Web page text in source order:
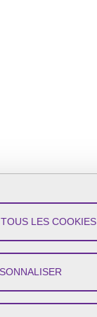
LES COOKIES